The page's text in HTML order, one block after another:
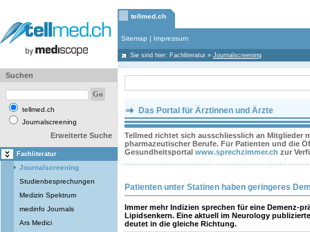
tellmed.ch
Sitemap | Impressum
Sie sind hier: Fachliteratur » Journalscreening
Suchen
tellmed.ch
Journalscreening
Erweiterte Suche
Fachliteratur
Journalscreening
Studienbesprechungen
Medizin Spektrum
medinfo Journals
Ars Medici
Das Portal für Ärztinnen und Ärzte
Tellmed richtet sich ausschliesslich an Mitglieder
pharmazeutischer Berufe. Für Patienten und die
Gesundheitsportal www.sprechzimmer.ch zur
Patienten unter Statinen haben geringeres
Immer mehr Indizien sprechen für eine Demenz-
Lipidsenkern. Eine aktuell im Neurology
deutet in die gleiche Richtung.